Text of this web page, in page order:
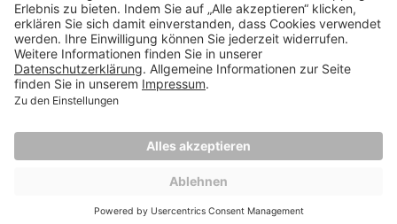
Zahlungsmethoden
Zertifikate
Folgen Sie uns
* Alle Preise inkl. gesetzl. Mehrwertsteuer.